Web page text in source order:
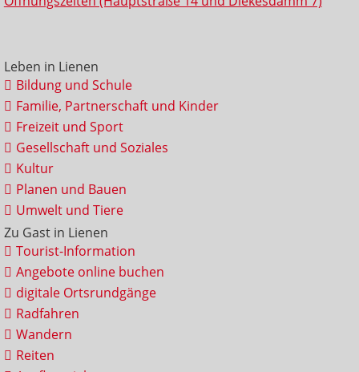
Leben in Lienen
Bildung und Schule
Familie, Partnerschaft und Kinder
Freizeit und Sport
Gesellschaft und Soziales
Kultur
Planen und Bauen
Umwelt und Tiere
Zu Gast in Lienen
Tourist-Information
Angebote online buchen
digitale Ortsrundgänge
Radfahren
Wandern
Reiten